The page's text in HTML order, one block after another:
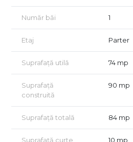
Cameră la demisol, ce poate fi
depozitare sau mic birou.
depozitare suplimentară.
Curte comună cu celălalt
flori, un spațiu intim și plăcut pentru
🌳 Curte și exterior:
Număr băi 1
Etaj Parter
Suprafață utilă 74 mp
Suprafață
construită
90 mp
Suprafață totală 84 mp
Suprafață curte 10 mp